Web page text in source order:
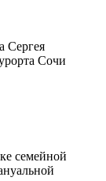
Сергея
Сочи
семейной